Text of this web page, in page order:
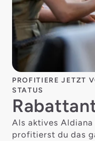
PROFITIERE JETZT
STATUS
Als aktives
profitierst du das